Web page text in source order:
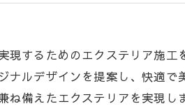
現するためのエクステリア施
ナルデザインを提案し、快適
ね備えたエクステリアを実現